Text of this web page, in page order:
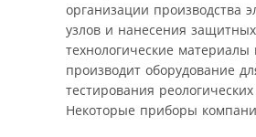
организации производства
узлов и нанесения
технологические
производит оборудование
тестирования
Некоторые приборы